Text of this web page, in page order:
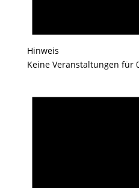
Hinweis
Keine Veranstaltungen für